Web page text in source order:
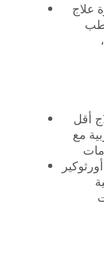
علاج
طب
أقل
مع